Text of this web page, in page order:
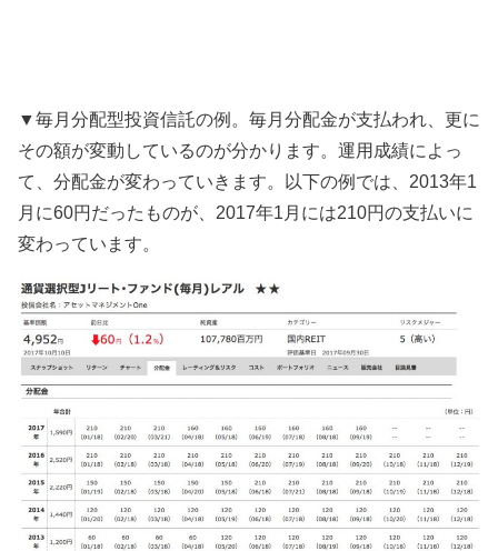
▼毎月分配型投資信託の例。毎月分配金が支払われ、更に
その額が変動しているのが分かります。運用成績によっ
て、分配金が変わっていきます。以下の例では、 2013年1
月に60円だったものが、 2017年1 月には210円の支払いに
変わっています。